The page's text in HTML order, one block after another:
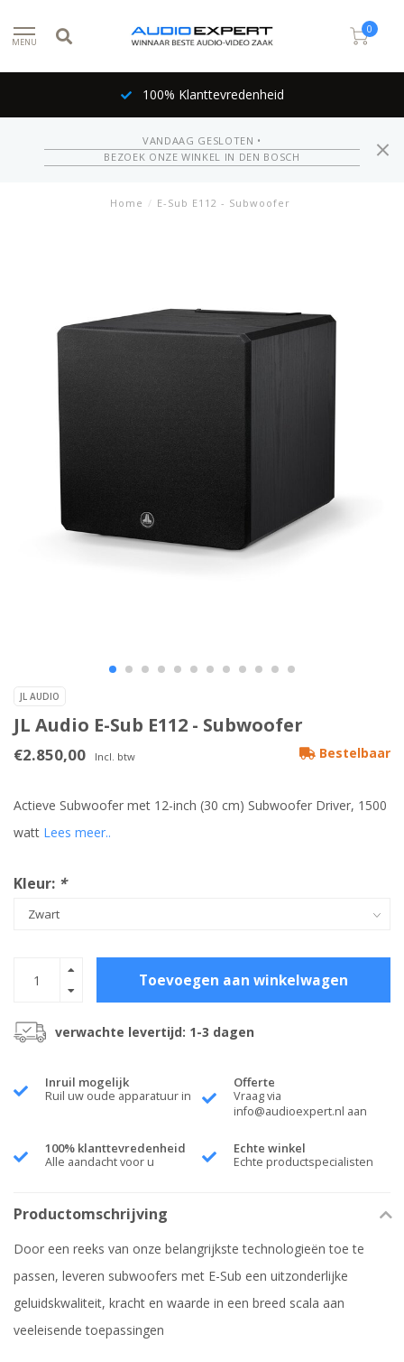
MENU
0
100% Klanttevredenheid
VANDAAG GESLOTEN •
BEZOEK ONZE WINKEL IN DEN BOSCH
Home / E-Sub E112 - Subwoofer
JL AUDIO
JL Audio E-Sub E112 - Subwoofer
€2.850,00 Incl. btw Bestelbaar
Actieve Subwoofer met 12-inch (30 cm) Subwoofer Driver, 1500
watt Lees meer..
Kleur: *
Toevoegen aan winkelwagen
verwachte levertijd: 1-3 dagen
Inruil mogelijk
Ruil uw oude apparatuur in
Offerte
Vraag via
info@audioexpert.nl aan
100% klanttevredenheid
Alle aandacht voor u
Echte winkel
Echte productspecialisten
Productomschrijving
Door een reeks van onze belangrijkste technologieën toe te
passen, leveren subwoofers met E-Sub een uitzonderlijke
geluidskwaliteit, kracht en waarde in een breed scala aan
veeleisende toepassingen